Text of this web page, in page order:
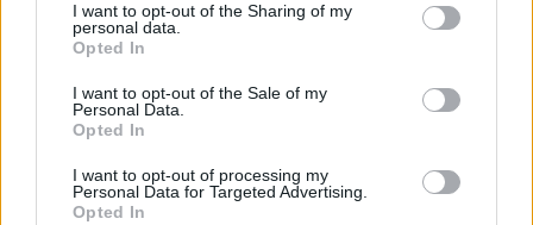
I want to opt-out of the Sharing of my
personal data.
Opted In
I want to opt-out of the Sale of my
Personal Data.
Opted In
I want to opt-out of processing my
Personal Data for Targeted Advertising.
Opted In
Πριν 9 ημέρες
Εργασίες ασφαλτόστρωσης σε τρεις οδούς του
Βαρβασίου